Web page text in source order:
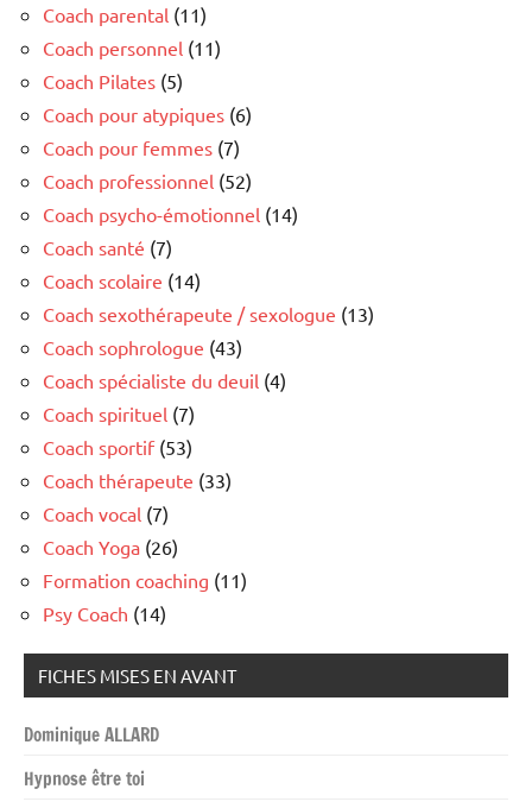
Coach parental (11)
Coach personnel (11)
Coach Pilates (5)
Coach pour atypiques (6)
Coach pour femmes (7)
Coach professionnel (52)
Coach psycho-émotionnel (14)
Coach santé (7)
Coach scolaire (14)
Coach sexothérapeute / sexologue (13)
Coach sophrologue (43)
Coach spécialiste du deuil (4)
Coach spirituel (7)
Coach sportif(53)
Coach thérapeute (33)
Coach vocal (7)
Coach Yoga (26)
Formation coaching (11)
Psy Coach (14)
FICHES MISES EN AVANT
Dominique ALLARD
Hypnose être toi